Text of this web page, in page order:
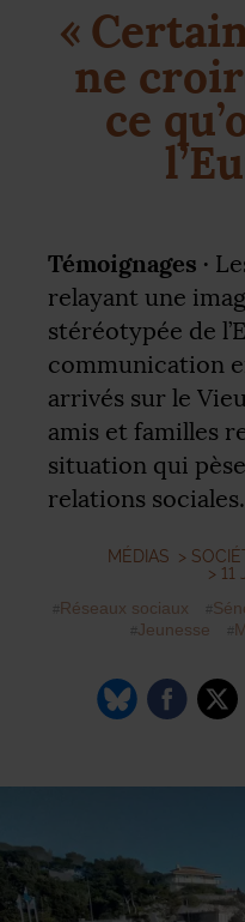
«
ne
ce
Témoignages ·
relayant une
stéréotypée de
communication
arrivés sur le
amis et familles
situation qui
relations sociales.
MÉDIAS >
> 11
Réseaux sociaux
Jeunesse